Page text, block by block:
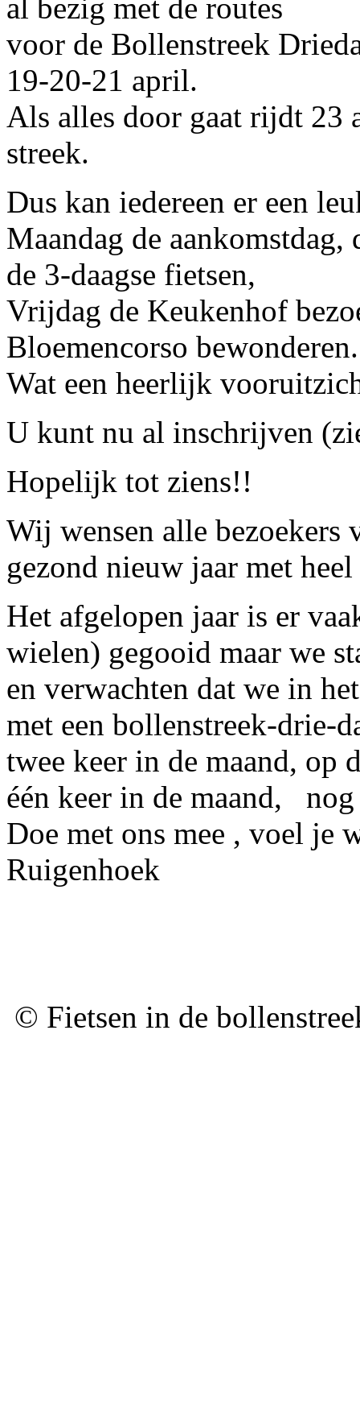
al bezig met de routes
voor de Bollenstreek
19-20-21 april.
Als alles door gaat rijdt 23
streek.
Dus kan iedereen er een
Maandag de aankomstdag,
de 3-daagse fietsen,
Vrijdag de Keukenhof
Bloemencorso bewonderen.
Wat een heerlijk
U kunt nu al inschrijven
Hopelijk tot ziens!!
Wij wensen alle bezoekers
gezond nieuw jaar met
Het afgelopen jaar is er
wielen) gegooid maar we
en verwachten dat we in
met een bollenstreek-drie-
twee keer in de maand, op
één keer in de maand,
Doe met ons mee , voel je
Ruigenhoek
© Fietsen in de